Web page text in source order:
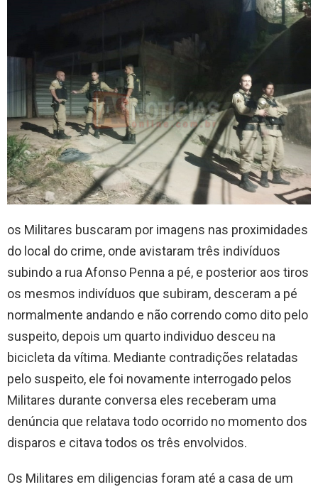
os Militares buscaram por imagens nas proximidades
do local do crime, onde avistaram três indivíduos
subindo a rua Afonso Penna a pé, e posterior aos tiros
os mesmos indivíduos que subiram, desceram a pé
normalmente andando e não correndo como dito pelo
suspeito, depois um quarto individuo desceu na
bicicleta da vítima. Mediante contradições relatadas
pelo suspeito, ele foi novamente interrogado pelos
Militares durante conversa eles receberam uma
denúncia que relatava todo ocorrido no momento dos
disparos e citava todos os três envolvidos.
Os Militares em diligencias foram até a casa de um